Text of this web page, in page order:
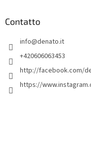
Contatto
info@denato.it
+420606063453
http://facebook.com/
https://